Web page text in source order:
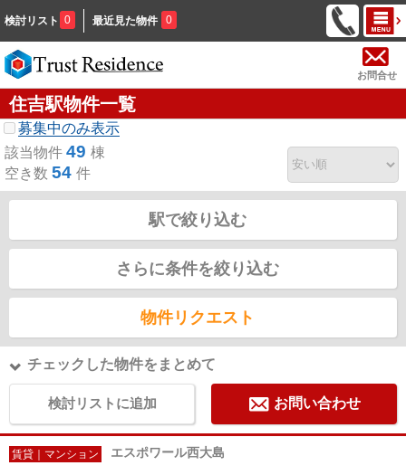
検討リスト 0 最近見た物件 0
お問合せ
住吉駅物件一覧
募集中のみ表示
該当物件 49 棟
空き数 54 件
駅で絞り込む
さらに条件を絞り込む
物件リクエスト
チェックした物件をまとめて
検討リストに追加 お問い合わせ
賃貸｜マンション エスポワール西大島